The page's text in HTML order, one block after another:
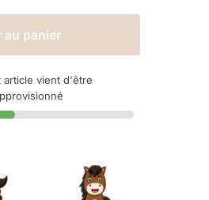
au panier
article vient d'être